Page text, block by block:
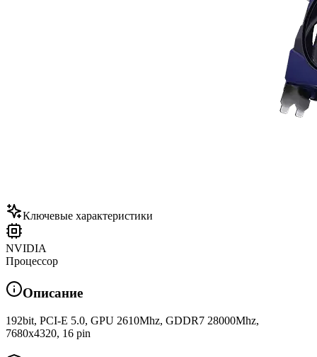
Ключевые характеристики
NVIDIA
Процессор
Описание
192bit, PCI-E 5.0, GPU 2610Mhz, GDDR7 28000Mhz,
7680x4320, 16 pin